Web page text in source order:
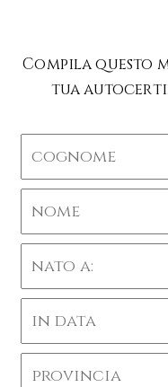
Compila questo
tua